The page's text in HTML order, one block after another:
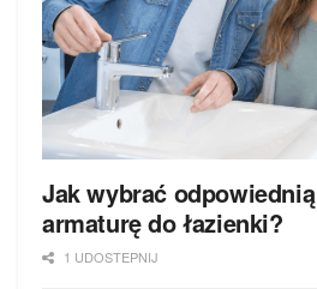
Jak wybrać odpowiednią
armaturę do łazienki?
1 UDOSTEPNIJ